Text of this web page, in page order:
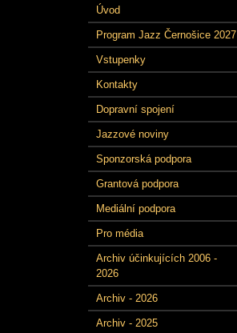
Úvod
Program Jazz Černošice 2027
Vstupenky
Kontakty
Dopravní spojení
Jazzové noviny
Sponzorská podpora
Grantová podpora
Mediální podpora
Pro média
Archiv účinkujících 2006 -
2026
Archiv - 2026
Archiv - 2025